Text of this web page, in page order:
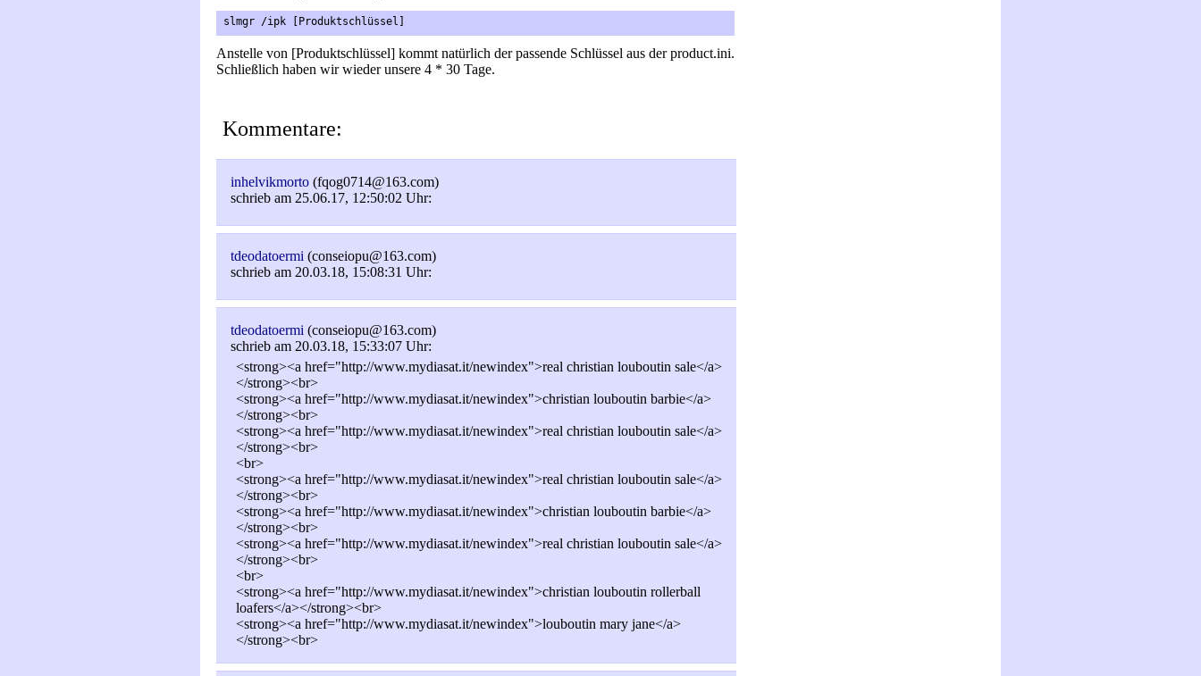
slmgr /ipk [Produktschlüssel]
Anstelle von [Produktschlüssel] kommt natürlich der passende Schlüssel aus der product.ini.
Schließlich haben wir wieder unsere 4 * 30 Tage.
Kommentare:
inhelvikmorto(fqog0714@163.com)
schrieb am 25.06.17, 12:50:02 Uhr:
tdeodatoermi (conseiopu@163.com)
schrieb am 20.03.18, 15:08:31 Uhr:
tdeodatoermi (conseiopu@163.com)
schrieb am 20.03.18, 15:33:07 Uhr:
<strong><a href="http://www.mydiasat.it/newindex">real christian louboutin sale</a>
</strong><br>
<strong><a href="http://www.mydiasat.it/newindex">christian louboutin barbie</a>
</strong><br>
<strong><a href="http://www.mydiasat.it/newindex">real christian louboutin sale</a>
</strong><br>
<br>
<strong><a href="http://www.mydiasat.it/newindex">real christian louboutin sale</a>
</strong><br>
<strong><a href="http://www.mydiasat.it/newindex">christian louboutin barbie</a>
</strong><br>
<strong><a href="http://www.mydiasat.it/newindex">real christian louboutin sale</a>
</strong><br>
<br>
<strong><a href="http://www.mydiasat.it/newindex">christian louboutin rollerball
loafers</a></strong><br>
<strong><a href="http://www.mydiasat.it/newindex">louboutin mary jane</a>
</strong><br>